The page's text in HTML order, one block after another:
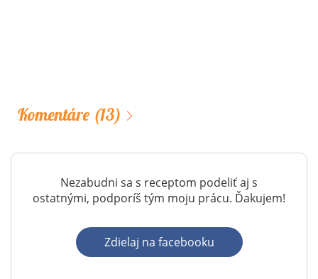
Komentáre (13)
Nezabudni sa s receptom podeliť aj s
ostatnými, podporíš tým moju prácu. Ďakujem!
Zdielaj na facebooku